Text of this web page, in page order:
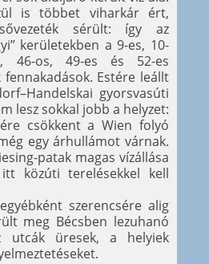
is többet viharkár ért,
sérült: így az
kerületekben a 9-es, 10-
46-os, 49-es és 52-es
Estére leállt
gyorsvasúti
lesz sokkal jobb a helyzet:
csökkent a Wien folyó
egy árhullámot várnak.
patak magas vízállása
közúti terelésekkel kell
szerencsére alig
meg Bécsben lezuhanó
üresek, a helyiek